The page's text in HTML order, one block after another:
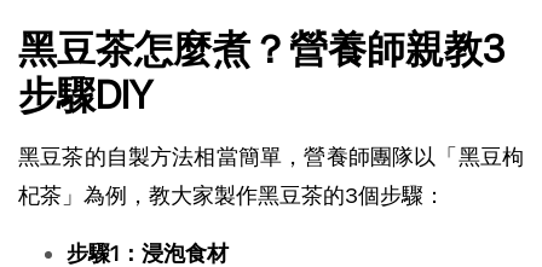
黑豆茶怎麼煮？營養師親教3
步驟DIY
黑豆茶的自製方法相當簡單，營養師團隊以「黑豆枸
杞茶」為例，教大家製作黑豆茶的3個步驟：
步驟1：浸泡食材